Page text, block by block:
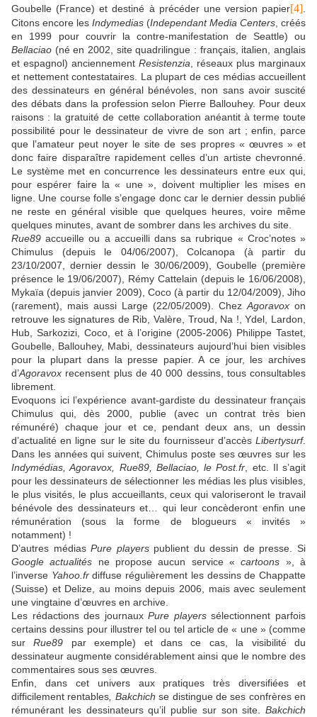
Goubelle (France) et destiné à précéder une version papier[4]
Citons encore les Indymedias (Independant Media Centers créés
en 1999 pour couvrir la contre-manifestation de Seattle) ou
Bellaciao (né en 2002, site quadrilingue : français, italien, anglais
et espagnol) anciennement Resistenzia , réseaux plus marginaux
et nettement contestataires. La plupart de ces médias accueillent
des dessinateurs en général bénévoles, non sans avoir suscité
des débats dans la profession selon Pierre Ballouhey. Pour deux
raisons : la gratuité de cette collaboration anéantit à terme toute
possibilité pour le dessinateur de vivre de son art ; enfin, parce
que l’amateur peut noyer le site de ses propres « œuvres » et
donc faire disparaître rapidement celles d’un artiste chevronné.
Le système met en concurrence les dessinateurs entre eux qui,
pour espérer faire la « une », doivent multiplier les mises en
ligne. Une course folle s’engage donc car le dernier dessin publié
ne reste en général visible que quelques heures, voire même
quelques minutes, avant de sombrer dans les archives du site.
Rue89 accueille ou a accueilli dans sa rubrique « Croc’notes »
Chimulus (depuis le 04/06/2007), Colcanopa (à partir du
23/10/2007, dernier dessin le 30/06/2009), Goubelle (première
présence le 19/06/2007), Rémy Cattelain (depuis le 16/06/2008),
Mykaïa (depuis janvier 2009), Coco (à partir du 12/04/2009), Jiho
(rarement), mais aussi Large (22/05/2009). Chez Agoravox on
retrouve les signatures de Rib, Valère, Troud, Na !, Ydel, Lardon,
Hub, Sarkozizi, Coco, et à l’origine (2005-2006) Philippe Tastet,
Goubelle, Ballouhey, Mabi, dessinateurs aujourd’hui bien visibles
pour la plupart dans la presse papier. A ce jour, les archives
d’Agoravox recensent plus de 40 000 dessins, tous consultables
librement.
Evoquons ici l’expérience avant-gardiste du dessinateur français
Chimulus qui, dès 2000, publie (avec un contrat très bien
rémunéré) chaque jour et ce, pendant deux ans, un dessin
d’actualité en ligne sur le site du fournisseur d’accès Libertysurf.
Dans les années qui suivent, Chimulus poste ses œuvres sur les
Indymédias, Agoravox, Rue89, Bellaciao, le Post.fr , etc. Il s’agit
pour les dessinateurs de sélectionner les médias les plus visibles,
le plus visités, le plus accueillants, ceux qui valoriseront le travail
bénévole des dessinateurs et… qui leur concèderont enfin une
rémunération (sous la forme de blogueurs « invités »
notamment) !
D’autres médiasPure playerspublient du dessin de presse. Si
Google actualités ne propose aucun service «cartoons », à
l’inverse Yahoo.frdiffuse régulièrement les dessins de Chappatte
(Suisse) et Delize, au moins depuis 2006, mais avec seulement
une vingtaine d’œuvres en archive.
Les rédactions des journauxPure playerssélectionnent parfois
certains dessins pour illustrer tel ou tel article de « une » (comme
surRue89 par exemple) et dans ce cas, la visibilité du
dessinateur augmente considérablement ainsi que le nombre des
commentaires sous ses œuvres.
Enfin, dans cet univers aux pratiques très diversifiées et
difficilement rentables , Bakchich se distingue de ses confrères en
rémunérant les dessinateurs qu’il publie sur son site. Bakchich